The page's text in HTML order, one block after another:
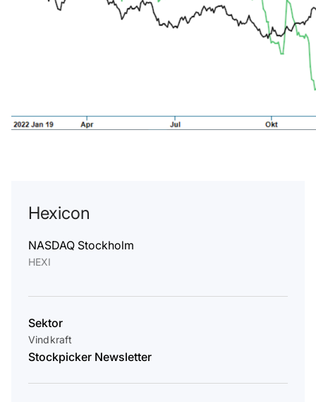
Hexicon
NASDAQ Stockholm
HEXI
Sektor
Vindkraft
Stockpicker Newsletter